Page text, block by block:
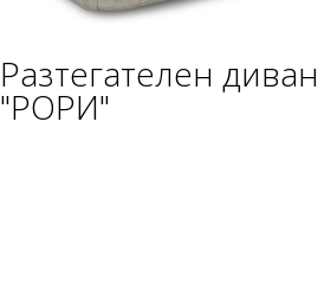
Разтегателен диван
"РОРИ"